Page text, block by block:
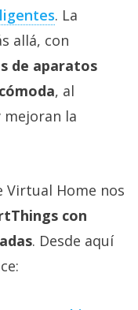
. La
allá, con
de aparatos
, al
la
Virtual Home nos
con
. Desde aquí